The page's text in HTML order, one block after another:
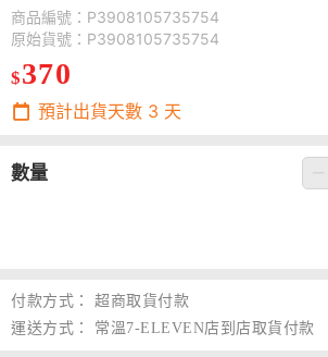
商品編號：P3908105735754
原始貨號：P3908105735754
$370
預計出貨天數 3 天
數量
付款方式：
超商取貨付款
運送方式：
常溫7-ELEVEN店到店取貨付款